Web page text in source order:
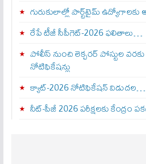
గురుకులాల్లో పార్ట్‌టైమ్
రేపే టీజీ సీపీగెట్‌-2026 ఫలితాలు…
పోలీస్ నుంచి లెక్చరర్ పోస్టుల
నోటిఫికేషన్లు
క్యాట్-2026 నోటిఫికేషన్ విడుదల…
నీట్-పీజీ 2026 పరీక్షలకు కేంద్రం